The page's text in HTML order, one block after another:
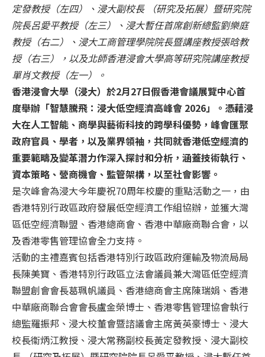
定發教授（左四）、浸大副校長 （研究及拓展）暨研究院
院長呂愛平教授（左三）、浸大暫任首席創新總監劉樂庭
教授（右二）、浸大工商管理學院院長暨講座教授張晗教
授（右三），以及北師香港浸會大學高等研究院講座教授
單肖文教授（左一）。
香港浸會大學（浸大）於2月27日假香港會議展覽中心首
度舉辦「智慧騰飛：浸大低空經濟高峰會 2026」。憑藉浸
大在人工智能、商學與藝術科技的跨學科優勢，峰會匯聚
政府官員、學者，以及業界領袖，共同就香港低空經濟的
重要範疇及變革潛力作深入探討和分析，涵蓋技術執行、
資本策略、營商機會、監管架構，以至社會影響。
是次峰會為浸大今年慶祝70周年校慶的重點活動之一，由
香港特別行政區政府發展低空經濟工作組協辦，並獲大灣
區低空經濟聯盟、香港總商會、香港中華廠商聯合會，以
及香港零售管理協會全力支持。
活動的主禮嘉賓包括香港特別行政區政府運輸及物流局局
長陳美寶、香港特別行政區立法會議員兼大灣區低空經濟
聯盟創會會長葛珮帆議員、香港總商會主席陳瑞娟、香港
中華廠商聯合會會長盧金榮博士、香港零售管理協會執行
總監羅振邦、浸大校董會暨諮議會主席黃英豪博士、浸大
校長衞炳江教授、浸大常務副校長黃定發教授、浸大副校